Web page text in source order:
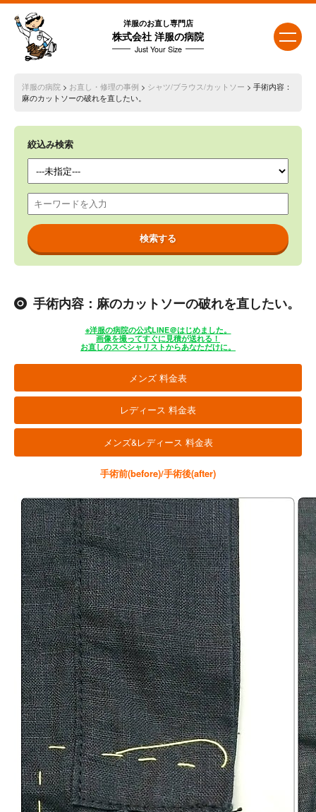
洋服のお直し専門店
株式会社 洋服の病院
Just Your Size
洋服の病院 > お直し・修理の事例 > シャツ/ブラウス/カットソー > 手術内容：
麻のカットソーの破れを直したい。
絞込み検索
手術内容：麻のカットソーの破れを直したい。
※洋服の病院の公式LINE＠はじめました。
画像を撮ってすぐに見積が送れる！
お直しのスペシャリストからあなただけに。
メンズ 料金表
レディース 料金表
メンズ&レディース 料金表
手術前(before)/手術後(after)